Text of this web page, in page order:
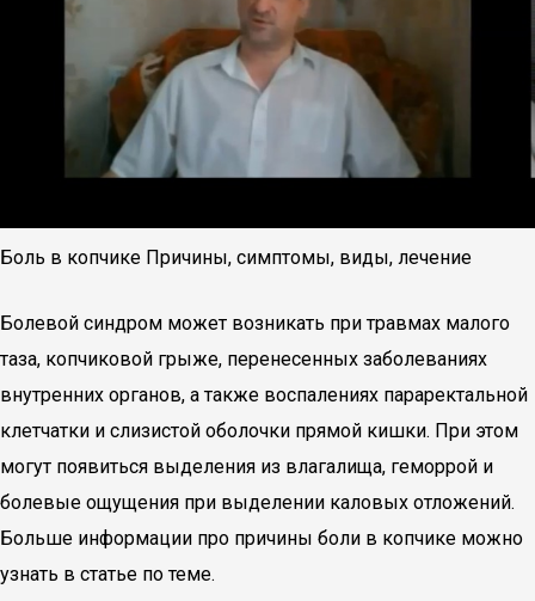
Боль в копчике Причины, симптомы, виды, лечение
Болевой синдром может возникать при травмах малого
таза, копчиковой грыже, перенесенных заболеваниях
внутренних органов, а также воспалениях параректальной
клетчатки и слизистой оболочки прямой кишки. При этом
могут появиться выделения из влагалища, геморрой и
болевые ощущения при выделении каловых отложений.
Больше информации про причины боли в копчике можно
узнать в статье по теме.